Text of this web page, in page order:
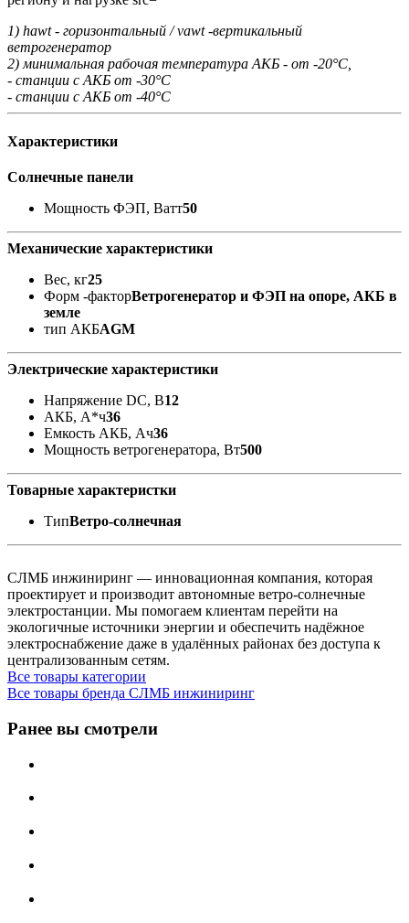
1) hawt - горизонтальный / vawt -вертикальный
ветрогенератор
2) минимальная рабочая температура АКБ - от -20°С,
- станции с АКБ от -30°С
- станции с АКБ от -40°С
Характеристики
Солнечные панели
Мощность ФЭП, Ватт50
Механические характеристики
Вес, кг25
Форм -факторВетрогенератор и ФЭП на опоре, АКБ в
земле
тип АКБAGM
Электрические характеристики
Напряжение DC, В12
АКБ, А*ч36
Емкость АКБ, Ач36
Мощность ветрогенератора, Вт500
Товарные характеристки
ТипВетро-солнечная
СЛМБ инжиниринг — инновационная компания, которая
проектирует и производит автономные ветро‑солнечные
электростанции. Мы помогаем клиентам перейти на
экологичные источники энергии и обеспечить надёжное
электроснабжение даже в удалённых районах без доступа к
централизованным сетям.
Все товары категории
Все товары бренда СЛМБ инжиниринг
Ранее вы смотрели